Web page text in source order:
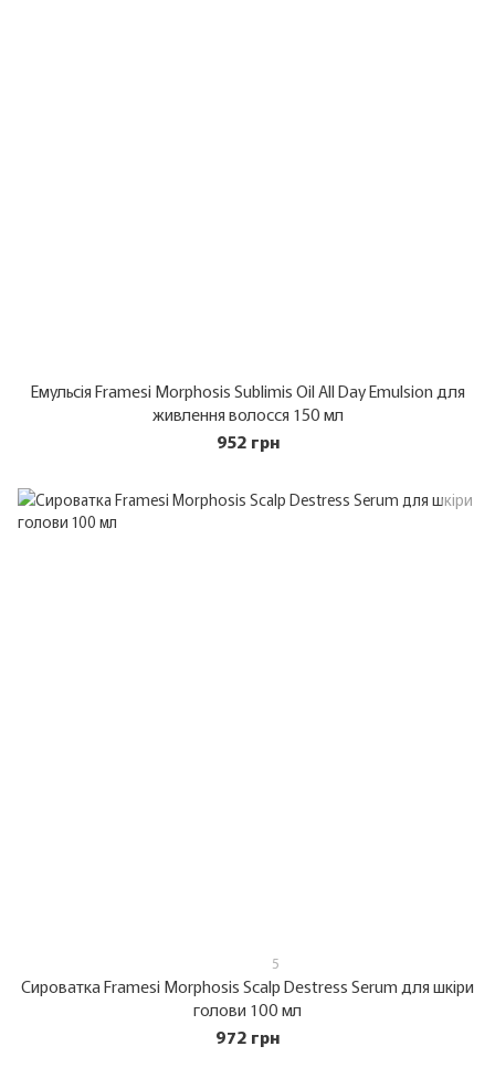
Емульсія Framesi Morphosis Sublimis Oil All Day Emulsion для
живлення волосся 150 мл
952 грн
5
Сироватка Framesi Morphosis Scalp Destress Serum для шкіри
голови 100 мл
972 грн